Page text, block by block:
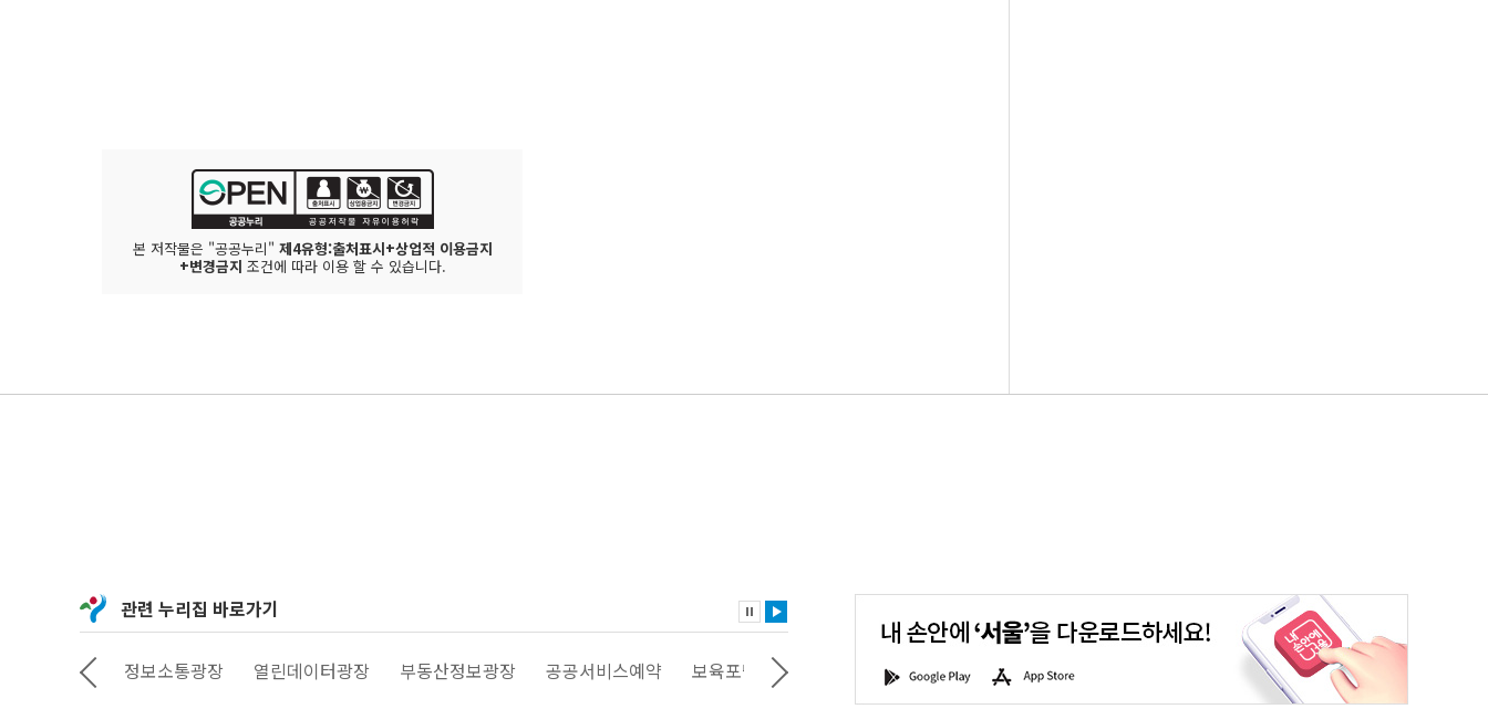
본 저작물은 "공공누리" 제4유형:출처표시+상업적 이용금지
+변경금지 조건에 따라 이용 할 수 있습니다.
관련 누리집 바로가기
상대로 서울 정보소통광장 열린데이터광장 부동산정보광장 공공서비스예약 보육포털 문화포털 평생학습포털 대기환경정보 에코마일리지
내
울'을
다
G
o
A
p